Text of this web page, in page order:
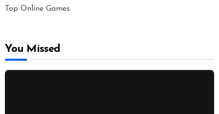
Top Online Games
You Missed